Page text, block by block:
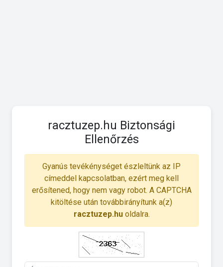
racztuzep.hu Biztonsági
Ellenőrzés
Gyanús tevékénységet észleltünk az IP
címeddel kapcsolatban, ezért meg kell
erősítened, hogy nem vagy robot. A CAPTCHA
kitöltése után továbbirányítunk a(z)
racztuzep.huoldalra.